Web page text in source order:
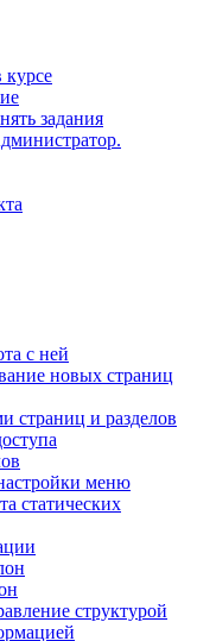
курсе
задания
с ней
новых страниц
страниц и разделов
меню
статических
структурой